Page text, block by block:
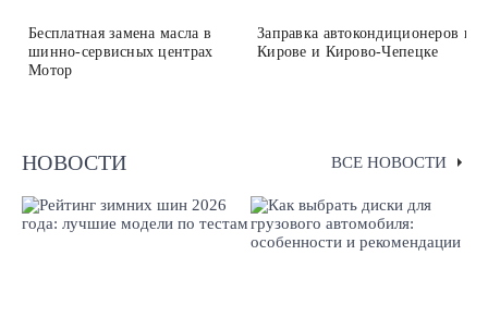
Бесплатная замена масла в
шинно-сервисных центрах
Мотор
Заправка автокондиционеров в
Кирове и Кирово-Чепецке
НОВОСТИ ВСЕ НОВОСТИ